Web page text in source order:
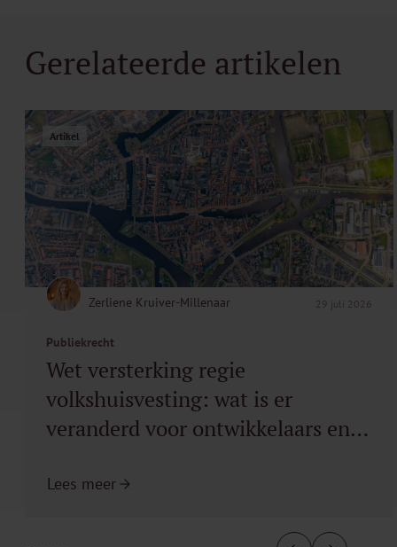
Gerelateerde artikelen
Artikel
Zerliene Kruiver-Millenaar 29 juli 2026
Publiekrecht
Wet versterking regie
volkshuisvesting: wat is er
veranderd voor ontwikkelaars en
Lees meer